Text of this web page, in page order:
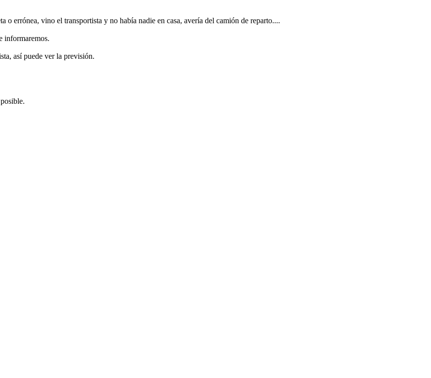
o errónea, vino el transportista y no había nadie en casa, avería del camión de reparto....
informaremos.
así puede ver la previsión.